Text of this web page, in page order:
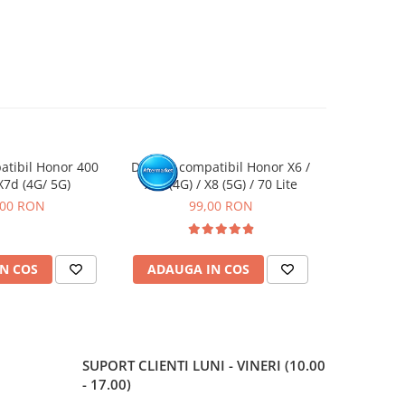
Honor 400
(4G/ 5G)
RON
COS
Display compatibil Honor X6 /
X6s (4G) / X8 (5G) / 70 Lite
99,00 RON
ADAUGA IN COS
SUPORT CLIENTI LUNI - VINERI (10.00
- 17.00)